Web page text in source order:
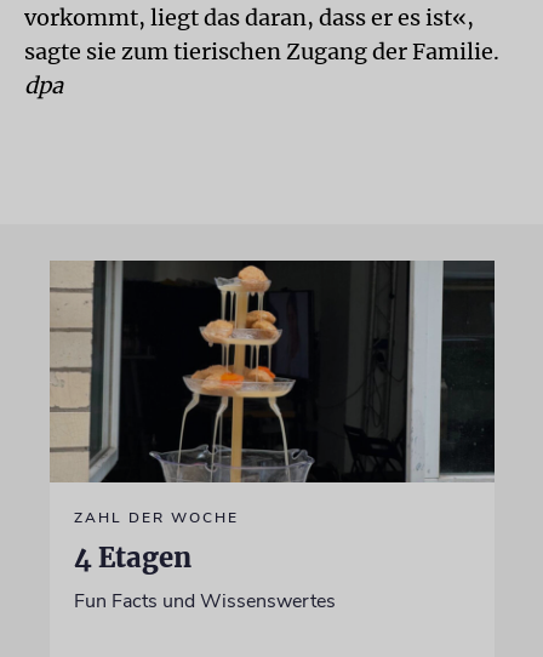
vorkommt, liegt das daran, dass er es ist«,
sagte sie zum tierischen Zugang der Familie.
dpa
ZAHL DER WOCHE
4 Etagen
Fun Facts und Wissenswertes